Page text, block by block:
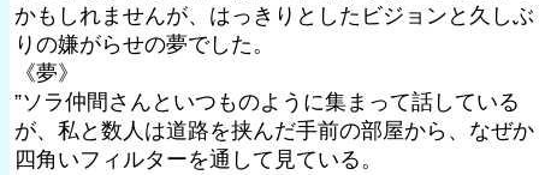
かもしれませんが、はっきりとしたビジョンと久しぶ
りの嫌がらせの夢でした。
《夢》
”ソラ仲間さんといつものように集まって話している
が、私と数人は道路を挟んだ手前の部屋から、なぜか
四角いフィルターを通して見ている。